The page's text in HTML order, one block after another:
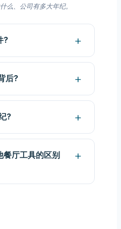
么、公司有多大年纪。
?
后?
?
厅工具的区别